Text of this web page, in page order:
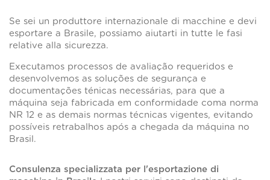
Se sei un produttore internazionale di macchine e devi
esportare a Brasile, possiamo aiutarti in tutte le fasi
relative alla sicurezza.
Executamos processos de avaliação requeridos e
desenvolvemos as soluções de segurança e
documentações ténicas necessárias, para que a
máquina seja fabricada em conformidade coma norma
NR 12 e as demais normas técnicas vigentes, evitando
possíveis retrabalhos após a chegada da máquina no
Brasil.
Consulenza specializzata per l'esportazione di